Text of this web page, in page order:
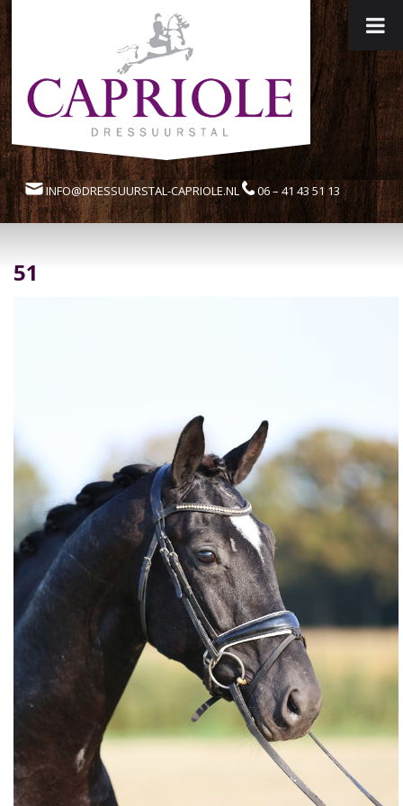
INFO@DRESSUURSTAL-CAPRIOLE.NL 06 – 41 43 51 13
51